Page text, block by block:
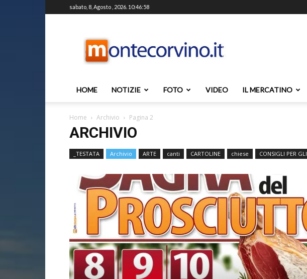
sabato, 8, Agosto , 2026. 10:46:58
HOME NOTIZIE FOTO VIDEO IL MERCATINO
Home Archivio Pagina 2
ARCHIVIO
_TESTATA Archivio ARTE canti CARTOLINE chiese CONSIGLI PER